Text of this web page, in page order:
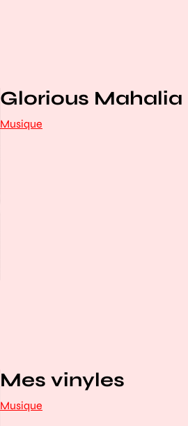
Glorious Mahalia
Musique
Mes vinyles
Musique